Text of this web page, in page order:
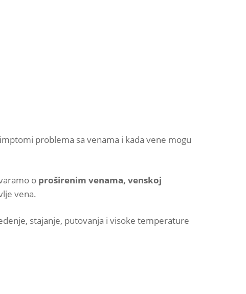
problema sa venama i kada vene mogu
o proširenim venama, venskoj
vena.
stajanje, putovanja i visoke temperature